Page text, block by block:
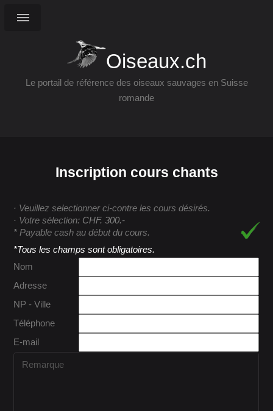
Oiseaux.ch
Le portail de référence des oiseaux sauvages en Suisse
romande
Inscription cours chants
· Veuillez selectionner ci-contre les cours désirés.
· Votre sélection: CHF. 300.-
* Payable cash au début du cours.
*Tous les champs sont obligatoires.
Nom
Adresse
NP - Ville
Téléphone
E-mail